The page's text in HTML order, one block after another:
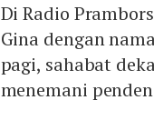
Di Radio
Gina dengan
pagi, sahabat
menemani